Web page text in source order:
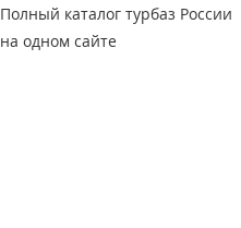
Полный каталог турбаз России
на одном сайте